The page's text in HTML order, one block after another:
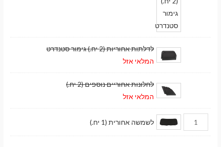
לדלתות אחוריות (2 יח.) גימור סטנדרט
המלאי אזל
לחלונות אחוריים נוספים (2 יח.)
המלאי אזל
לשמשה אחורית (1 יח.)